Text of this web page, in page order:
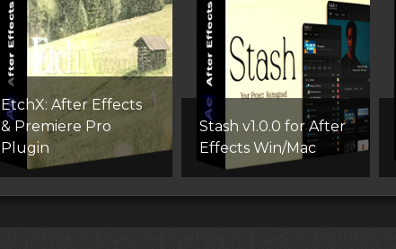
EtchX: After Effects
& Premiere Pro
Plugin
Stash v1.0.0 for After
Effects Win/Mac